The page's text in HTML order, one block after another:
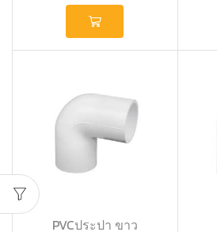
PVCประปา ขาว